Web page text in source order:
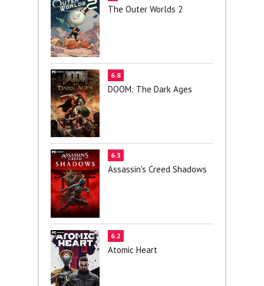
The Outer Worlds 2
6.8
DOOM: The Dark Ages
6.3
Assassin's Creed Shadows
6.2
Atomic Heart